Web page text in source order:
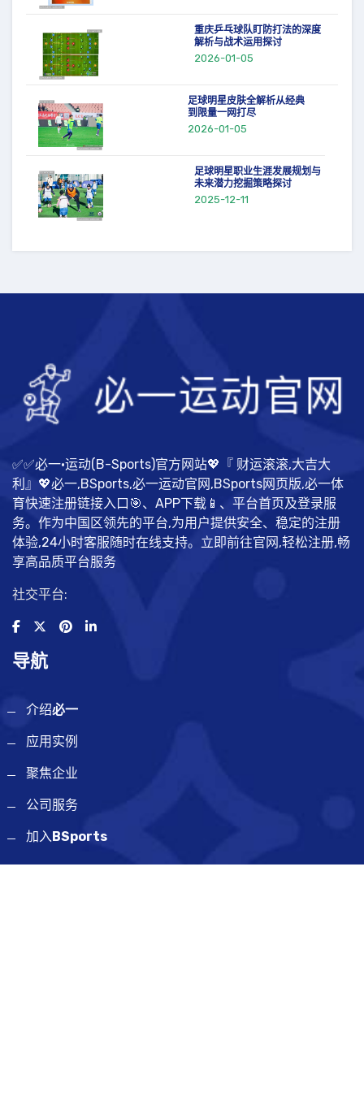
重庆乒乓球队盯防打法的深度
解析与战术运用探讨
2026-01-05
足球明星皮肤全解析从经典
到限量一网打尽
2026-01-05
足球明星职业生涯发展规划与
未来潜力挖掘策略探讨
2025-12-11
✅✅必一·运动(B-Sports)官方网站💖『 财运滚滚,大吉大
利』💖必一,BSports,必一运动官网,BSports网页版,必一体
育快速注册链接入口🎯、APP下载📱、平台首页及登录服
务。作为中国区领先的平台,为用户提供安全、稳定的注册
体验,24小时客服随时在线支持。立即前往官网,轻松注册,畅
享高品质平台服务
社交平台:
导航
介绍必一
应用实例
聚焦企业
公司服务
加入BSports